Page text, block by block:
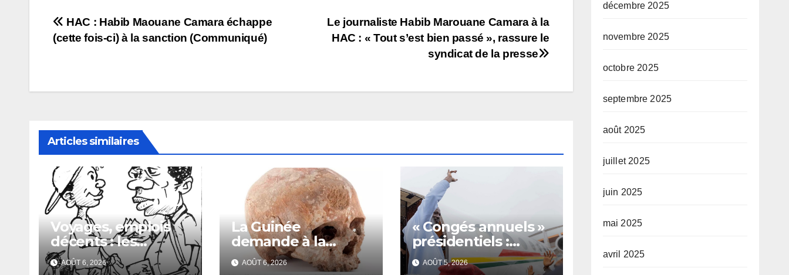
Navigation
de
Le journaliste Habib Marouane Camara à la
HAC : « Tout s’est bien passé », rassure le
syndicat de la presse
HAC : Habib Maouane Camara échappe
(cette fois-ci) à la sanction (Communiqué)
Articles similaires
Voyages, emplois
décents : les
escrocs piègent de
nombreux jeunes
AOÛT 6, 2026
La Guinée
demande à la
France la restitution
du crâne de Bokar
AOÛT 6, 2026
« Congés annuels »
présidentiels :
Doumbouya
s’envole,
AOÛT 5, 2026
décembre 2025
novembre 2025
octobre 2025
septembre 2025
août 2025
juillet 2025
juin 2025
mai 2025
avril 2025